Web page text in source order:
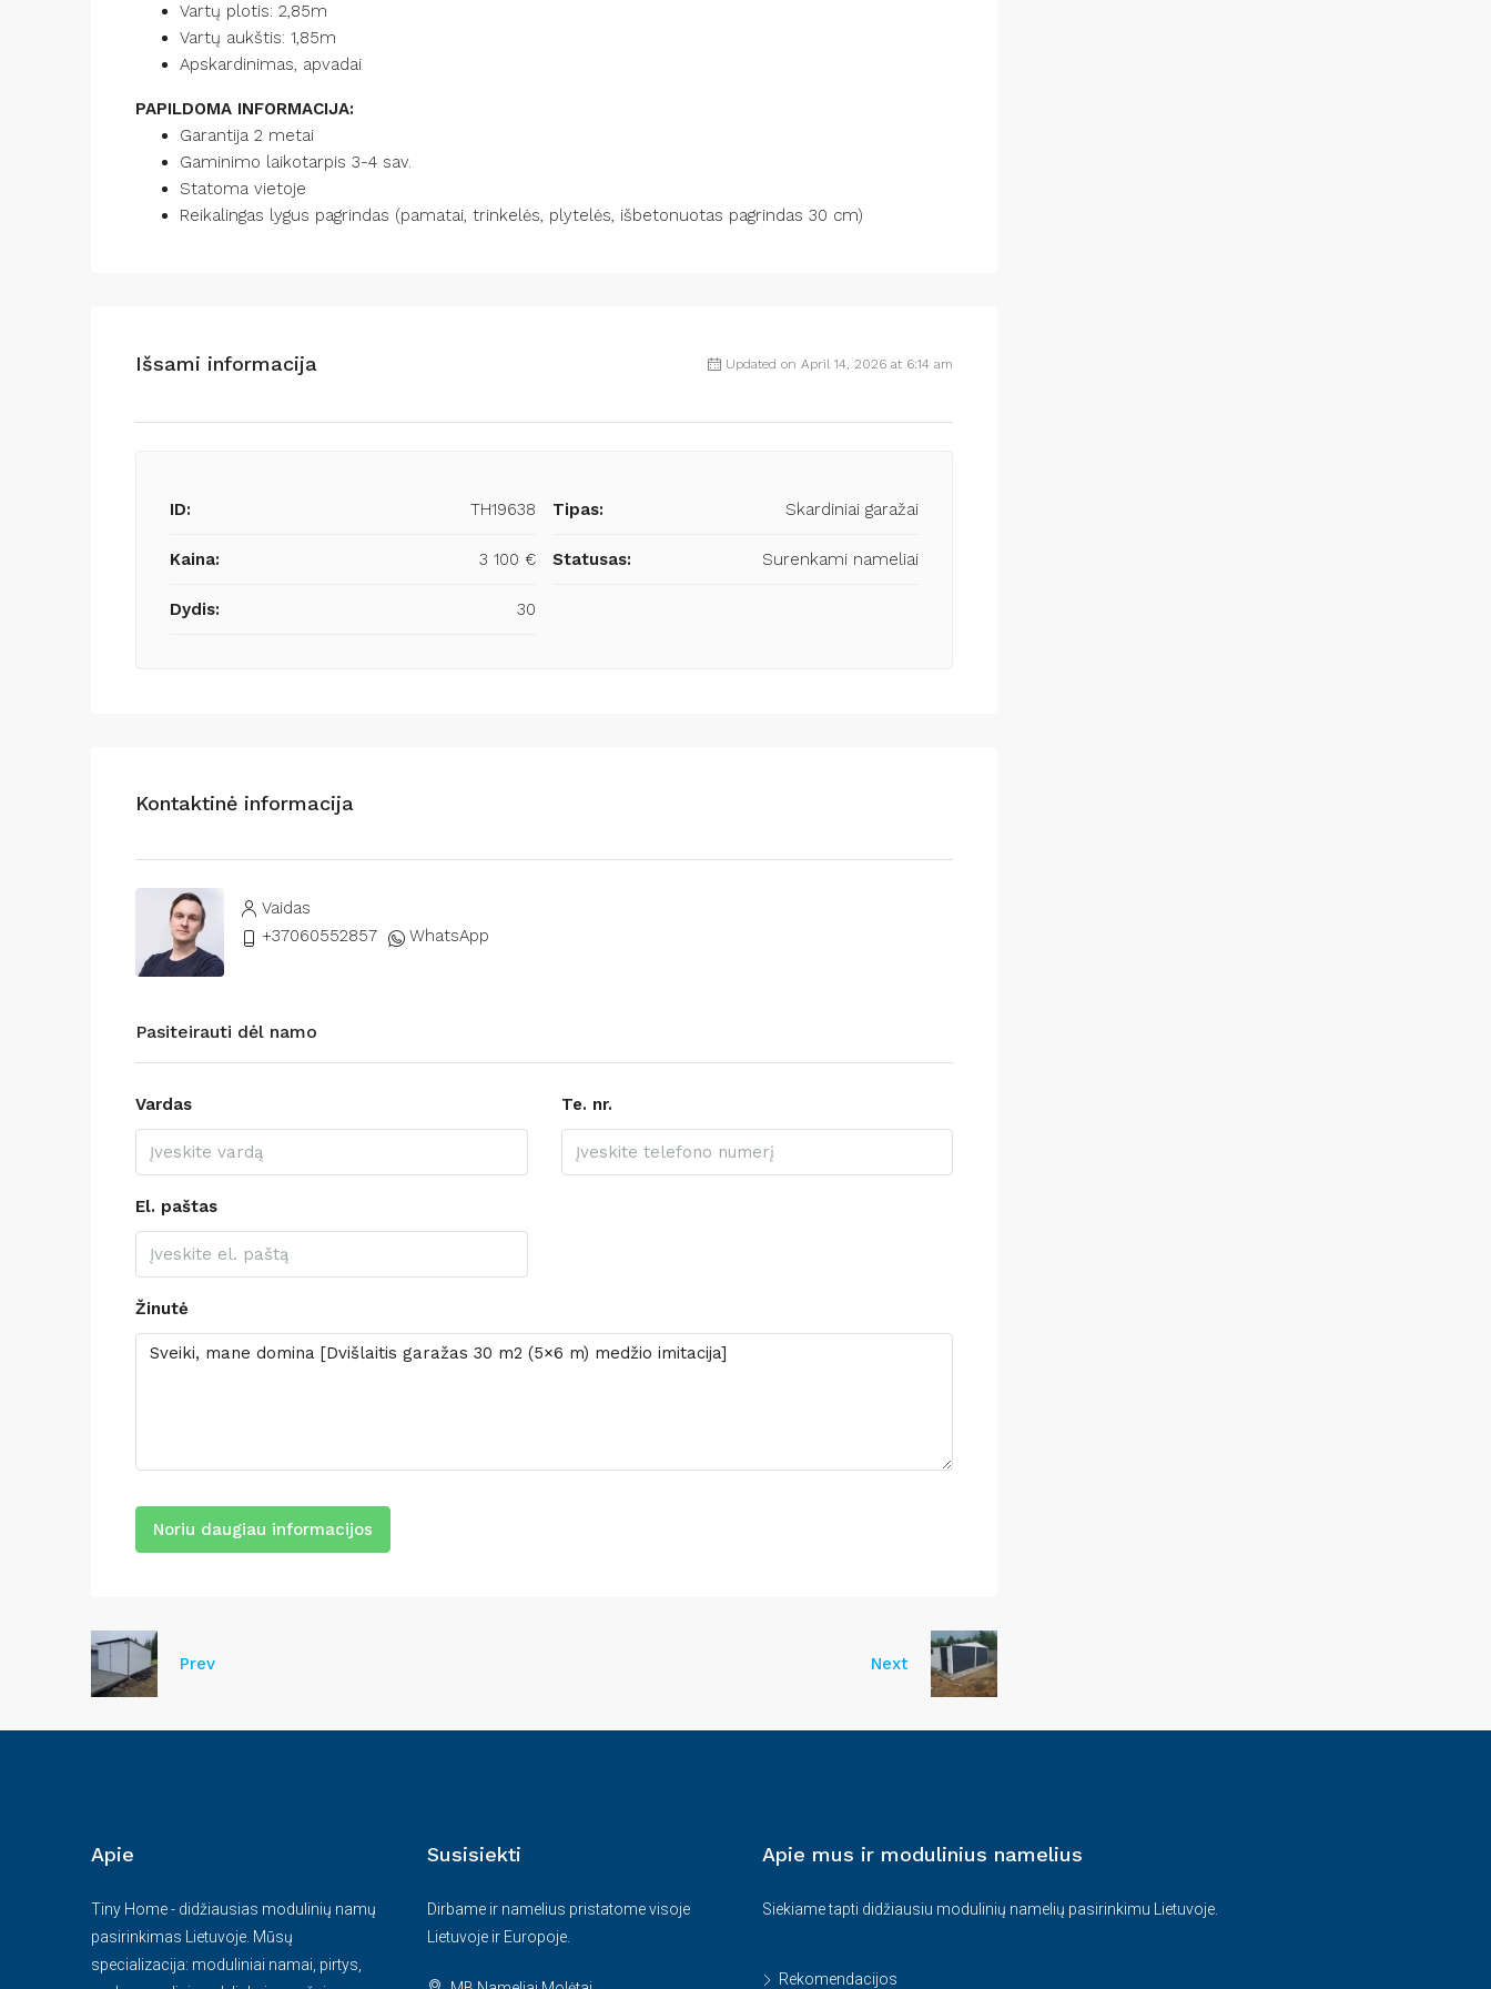
Vartų plotis: 2,85m
Vartų aukštis: 1,85m
Apskardinimas, apvadai
PAPILDOMA INFORMACIJA:
Garantija 2 metai
Gaminimo laikotarpis 3-4 sav.
Statoma vietoje
Reikalingas lygus pagrindas (pamatai, trinkelės, plytelės, išbetonuotas pagrindas 30 cm)
Išsami informacija Updated on April 14, 2026 at 6:14 am
ID: TH19638
Kaina: 3 100 €
Dydis: 30
Tipas: Skardiniai garažai
Statusas: Surenkami nameliai
Kontaktinė informacija
Vaidas
+37060552857
WhatsApp
Pasiteirauti dėl namo
Vardas Te. nr.
El. paštas
Žinutė
Noriu daugiau informacijos
Prev Next
Apie
Tiny Home - didžiausias modulinių namų
pasirinkimas Lietuvoje. Mūsų
specializacija: moduliniai namai, pirtys,
Susisiekti
Dirbame ir namelius pristatome visoje
Lietuvoje ir Europoje.
Apie mus ir modulinius namelius
Siekiame tapti didžiausiu modulinių namelių pasirinkimu Lietuvoje.
Rekomendacijos